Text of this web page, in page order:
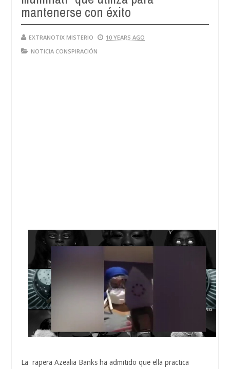
mantenerse con éxito
EXTRANOTIX MISTERIO
10 YEARS AGO
NOTICIA CONSPIRACIÓN
La rapera Azealia Banks ha admitido que ella practica